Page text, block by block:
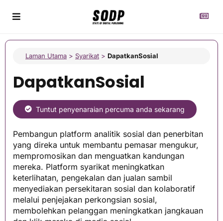
Laman Utama > Syarikat > DapatkanSosial
DapatkanSosial
Tuntut penyenaraian percuma anda sekarang
Pembangun platform analitik sosial dan penerbitan
yang direka untuk membantu pemasar mengukur,
mempromosikan dan menguatkan kandungan
mereka. Platform syarikat meningkatkan
keterlihatan, pengekalan dan jualan sambil
menyediakan persekitaran sosial dan kolaboratif
melalui penjejakan perkongsian sosial,
membolehkan pelanggan meningkatkan jangkauan